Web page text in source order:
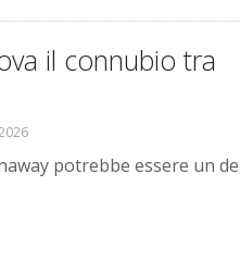
il connubio tra
potrebbe essere un